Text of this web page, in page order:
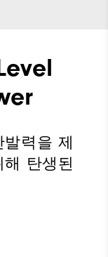
력을 제
탄생된